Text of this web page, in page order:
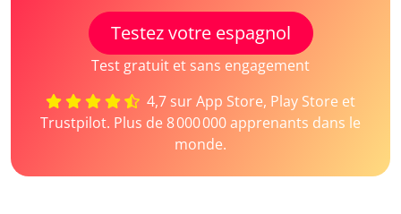
Testez votre espagnol
Test gratuit et sans engagement
4,7 sur App Store, Play Store et
Trustpilot. Plus de 8 000 000 apprenants dans le
monde.